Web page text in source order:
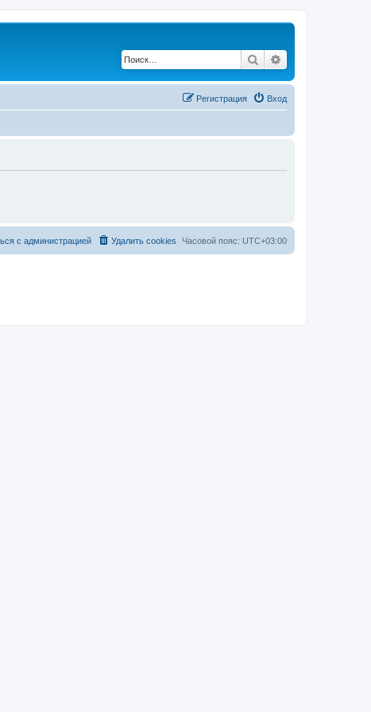
Поиск
Вход
Регистрация
Часовой пояс: UTC+03:00
Удалить cookies
с администрацией